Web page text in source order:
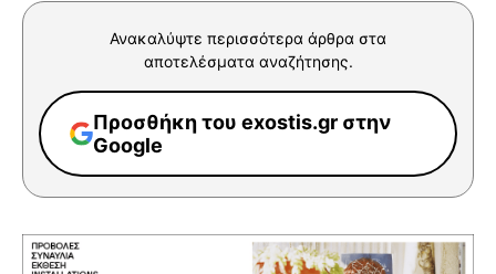
Ανακαλύψτε περισσότερα άρθρα στα
αποτελέσματα αναζήτησης.
Προσθήκη του exostis.gr στην
Google